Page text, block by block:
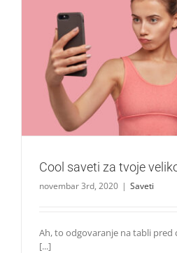
Cool saveti za tvoje
Saveti
Cool saveti za tvoje
novembar 3rd, 2020 | Saveti
Ah, to odgovaranje na tabli pred
[...]